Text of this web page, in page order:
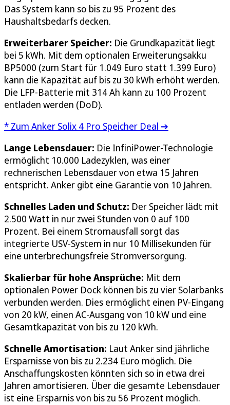
Das System kann so bis zu 95 Prozent des
Haushaltsbedarfs decken.
Erweiterbarer Speicher: Die Grundkapazität liegt
bei 5 kWh. Mit dem optionalen Erweiterungsakku
BP5000 (zum Start für 1.049 Euro statt 1.399 Euro)
kann die Kapazität auf bis zu 30 kWh erhöht werden.
Die LFP-Batterie mit 314 Ah kann zu 100 Prozent
entladen werden (DoD).
* Zum Anker Solix 4 Pro Speicher Deal ➔
Lange Lebensdauer: Die InfiniPower-Technologie
ermöglicht 10.000 Ladezyklen, was einer
rechnerischen Lebensdauer von etwa 15 Jahren
entspricht. Anker gibt eine Garantie von 10 Jahren.
Schnelles Laden und Schutz: Der Speicher lädt mit
2.500 Watt in nur zwei Stunden von 0 auf 100
Prozent. Bei einem Stromausfall sorgt das
integrierte USV-System in nur 10 Millisekunden für
eine unterbrechungsfreie Stromversorgung.
Skalierbar für hohe Ansprüche: Mit dem
optionalen Power Dock können bis zu vier Solarbanks
verbunden werden. Dies ermöglicht einen PV-Eingang
von 20 kW, einen AC-Ausgang von 10 kW und eine
Gesamtkapazität von bis zu 120 kWh.
Schnelle Amortisation: Laut Anker sind jährliche
Ersparnisse von bis zu 2.234 Euro möglich. Die
Anschaffungskosten könnten sich so in etwa drei
Jahren amortisieren. Über die gesamte Lebensdauer
ist eine Ersparnis von bis zu 56 Prozent möglich.